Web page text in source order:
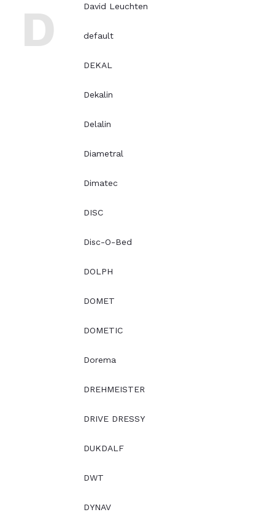
D David Leuchten
default
DEKAL
Dekalin
Delalin
Diametral
Dimatec
DISC
Disc-O-Bed
DOLPH
DOMET
DOMETIC
Dorema
DREHMEISTER
DRIVE DRESSY
DUKDALF
DWT
DYNAV